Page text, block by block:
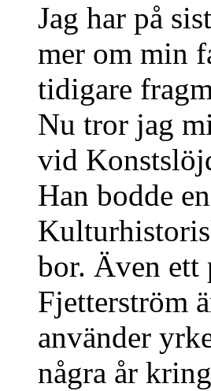
Jag har på
mer om min
tidigare
Nu tror jag
vid
Han bodde
bor. Även ett
Fjetterström
använder
några år